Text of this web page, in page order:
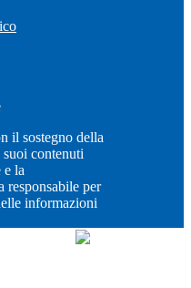
il sostegno della
contenuti
la
responsabile per
informazioni